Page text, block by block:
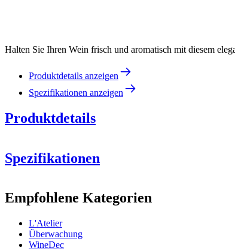
Halten Sie Ihren Wein frisch und aromatisch mit diesem
Produktdetails anzeigen
Spezifikationen anzeigen
Produktdetails
Spezifikationen
Produktnummer95383
Abmessungen (BxHxT cm)
Gewicht (kg)
Empfohlene Kategorien
L'Atelier
Überwachung
WineDec